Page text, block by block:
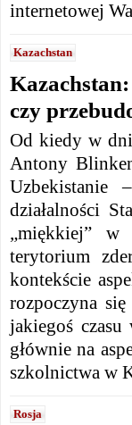
internetowej
Kazachstan
czy
Od kiedy w
Antony
Uzbekistanie
działalności
„miękkiej” w
terytorium
kontekście
rozpoczyna
jakiegoś
głównie na
szkolnictwa w
Rosja